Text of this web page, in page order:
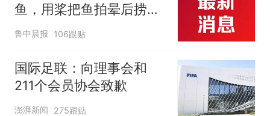
鱼，用桨把鱼拍晕后捞
起；当事人：鱼重7斤6
两，做成红烧辣子鱼块，
味道很好
鲁中晨报 106跟贴
国际足联：向理事会和
211个会员协会致歉
澎湃新闻 275跟贴